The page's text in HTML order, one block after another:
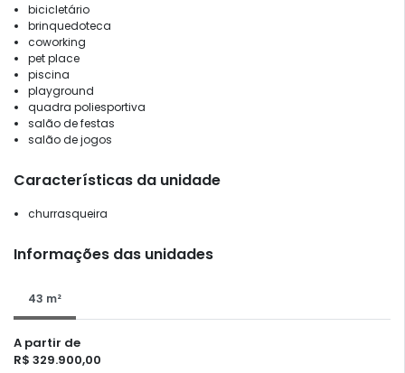
bicicletário
brinquedoteca
coworking
pet place
piscina
playground
quadra poliesportiva
salão de festas
salão de jogos
Características da unidade
churrasqueira
Informações das unidades
43 m²
A partir de
R$ 329.900,00